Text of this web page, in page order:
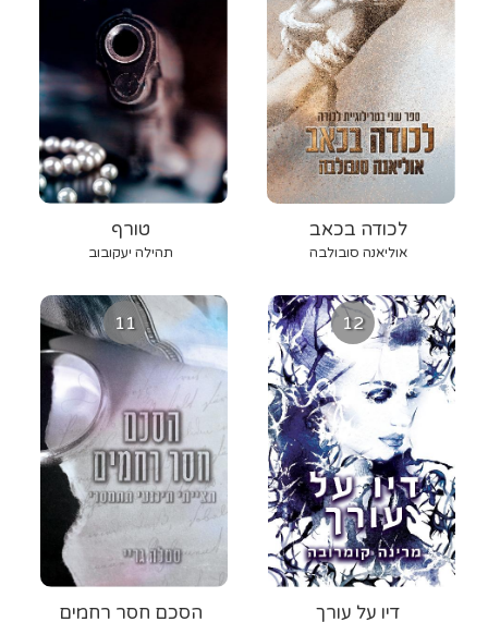
טורף
תהילה יעקובוב
לכודה בכאב
אוליאנה סובולבה
11
הסכם חסר רחמים
12
דיו על עורך